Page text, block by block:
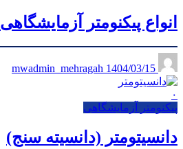
انواع پیکنومتر آزمایشگاهی
1404/03/15
۰
پیکنومتر آزمایشگاهی
دانسیتومتر (دانسیته سنج)